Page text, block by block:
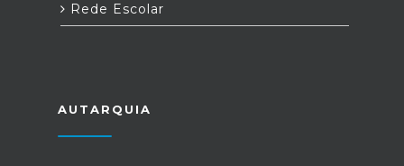
Rede Escolar
AUTARQUIA